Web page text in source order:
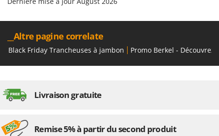
__Altre pagine correlate
Black Friday Trancheuses à jambon Promo Berkel - Découvrez
Livraison gratuite
Remise 5% à partir du second produit